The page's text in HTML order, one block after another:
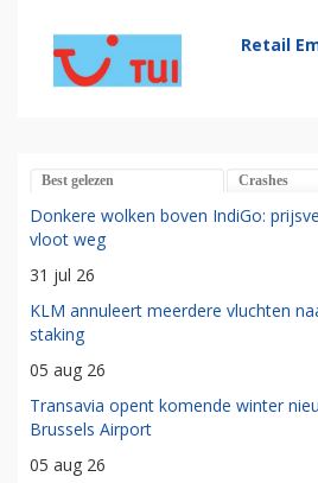
Retail
Best gelezen Crashes
Donkere wolken boven IndiGo:
vloot weg
31 jul 26
KLM annuleert meerdere vluchten
staking
05 aug 26
Transavia opent komende winter
Brussels Airport
05 aug 26